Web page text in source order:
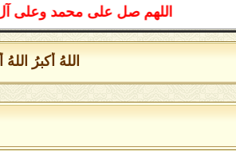
اللهم صل على محمد وعلى آل
اللهُ أكبرُ اللهُ